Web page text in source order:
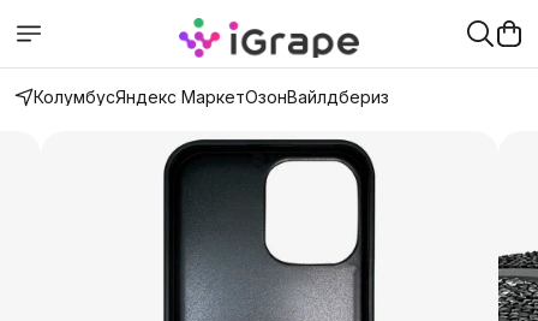
КолумбусЯндекс МаркетОзонВайлдбериз